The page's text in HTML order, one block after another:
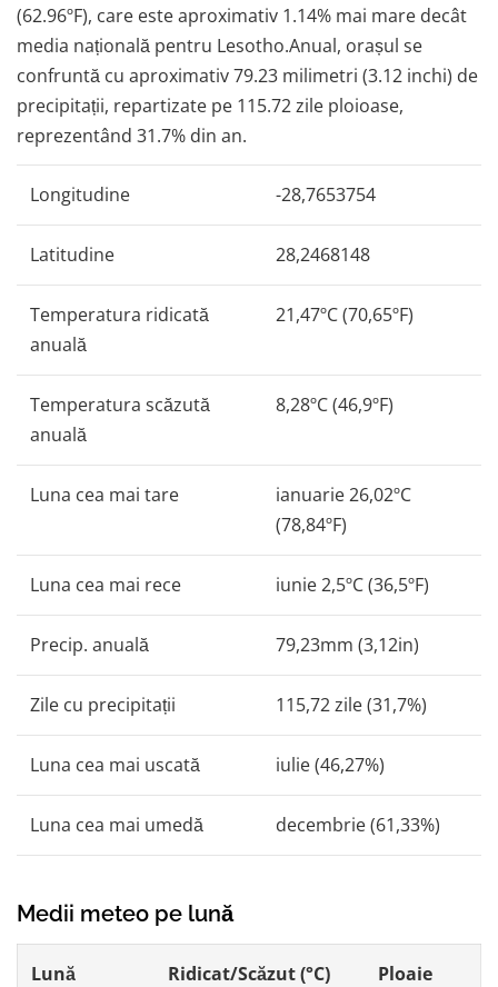
(62.96ºF), care este aproximativ 1.14% mai mare decât
media națională pentru Lesotho.Anual, orașul se
confruntă cu aproximativ 79.23 milimetri (3.12 inchi) de
precipitații, repartizate pe 115.72 zile ploioase,
reprezentând 31.7% din an.
Longitudine -28,7653754
Latitudine 28,2468148
Temperatura ridicată
anuală
21,47ºC (70,65ºF)
Temperatura scăzută
anuală
8,28ºC (46,9ºF)
Luna cea mai tare
ianuarie 26,02ºC
(78,84ºF)
Luna cea mai rece iunie 2,5ºC (36,5ºF)
Precip. anuală 79,23mm (3,12in)
Zile cu precipitații 115,72 zile (31,7%)
Luna cea mai uscată iulie (46,27%)
Luna cea mai umedă decembrie (61,33%)
Medii meteo pe lună
Lună Ridicat/Scăzut (°C) Ploaie